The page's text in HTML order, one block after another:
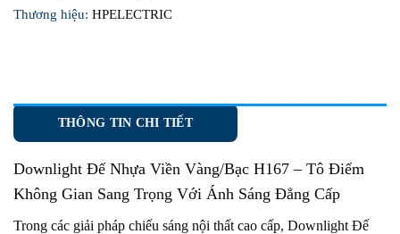
Thương hiệu: HPELECTRIC
THÔNG TIN CHI TIẾT
Downlight Đế Nhựa Viền Vàng/Bạc H167– Tô Điểm
Không Gian Sang Trọng Với Ánh Sáng Đẳng Cấp
Trong các giải pháp chiếu sáng nội thất cao cấp, Downlight Đế